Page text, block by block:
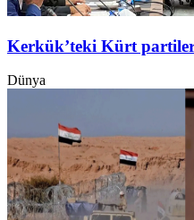
Kerkük’teki Kürt
Dünya